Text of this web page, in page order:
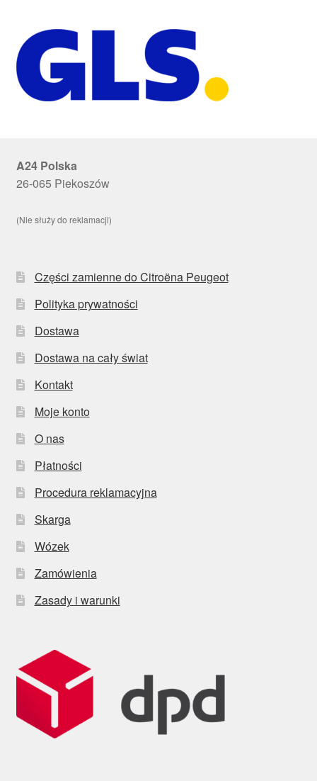
A24 Polska
26-065 Piekoszów
(Nie służy do reklamacji)
Części zamienne do Citroëna Peugeot
Polityka prywatności
Dostawa
Dostawa na cały świat
Kontakt
Moje konto
O nas
Płatności
Procedura reklamacyjna
Skarga
Wózek
Zamówienia
Zasady i warunki